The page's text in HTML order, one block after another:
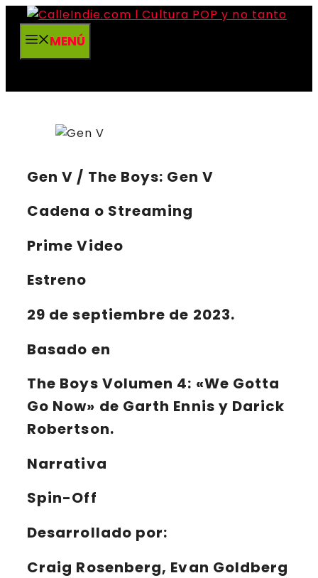
Saltar
contenidoMENÚ
Gen V / The Boys: Gen V
Cadena o Streaming
Prime Video
Estreno
29 de septiembre de 2023.
Basado en
The Boys Volumen 4: «We Gotta
Go Now» de Garth Ennis y Darick
Robertson.
Narrativa
Spin-Off
Desarrollado por:
Craig Rosenberg, Evan Goldberg